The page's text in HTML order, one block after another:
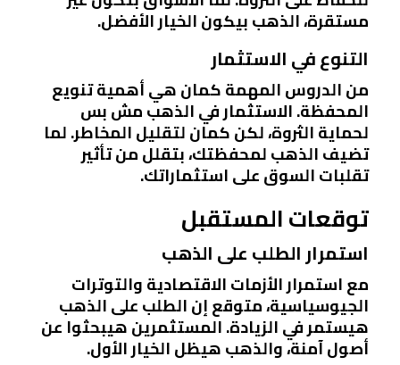
مستقرة، الذهب بيكون الخيار الأفضل.
التنوع في الاستثمار
من الدروس المهمة كمان هي أهمية تنويع
المحفظة. الاستثمار في الذهب مش بس
لحماية الثروة، لكن كمان لتقليل المخاطر. لما
تضيف الذهب لمحفظتك، بتقلل من تأثير
تقلبات السوق على استثماراتك.
توقعات المستقبل
استمرار الطلب على الذهب
مع استمرار الأزمات الاقتصادية والتوترات
الجيوسياسية، متوقع إن الطلب على الذهب
هيستمر في الزيادة. المستثمرين هيبحثوا عن
أصول آمنة، والذهب هيظل الخيار الأول.